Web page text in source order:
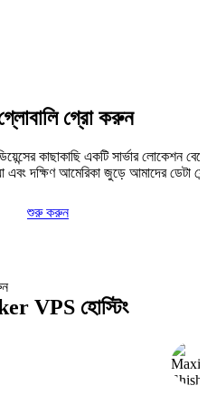
গ্রো করুন
কাছাকাছি একটি সার্ভার লোকেশন
দক্ষিণ আমেরিকা জুড়ে আমাদের ডেটা
শুরু করুন
VPS হোস্টিং